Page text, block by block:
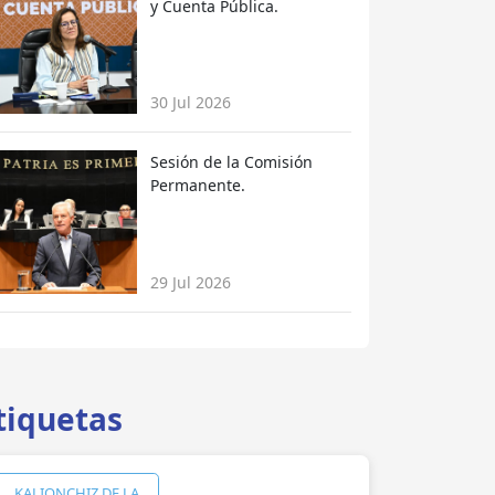
y Cuenta Pública.
30 Jul 2026
Sesión de la Comisión
Permanente.
29 Jul 2026